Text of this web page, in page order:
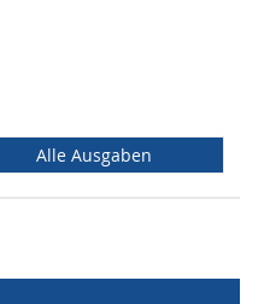
Alle Ausgaben